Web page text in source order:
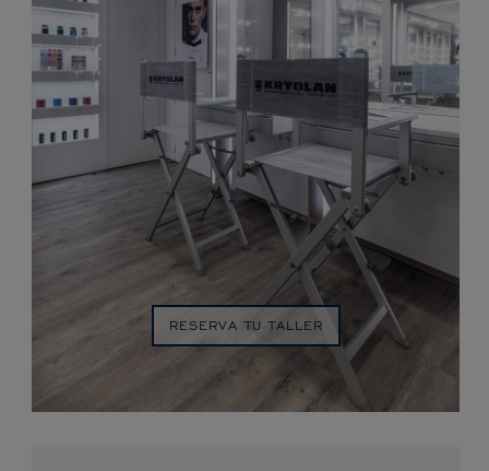
RESERVA TU TALLER